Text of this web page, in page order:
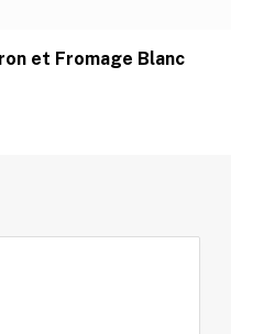
et Fromage Blanc